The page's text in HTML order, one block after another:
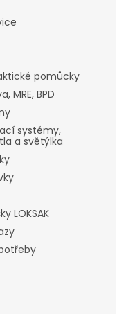
pomůcky
MRE, BPD
systémy,
a světýlka
LOKSAK